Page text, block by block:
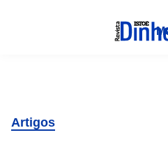
Artigos